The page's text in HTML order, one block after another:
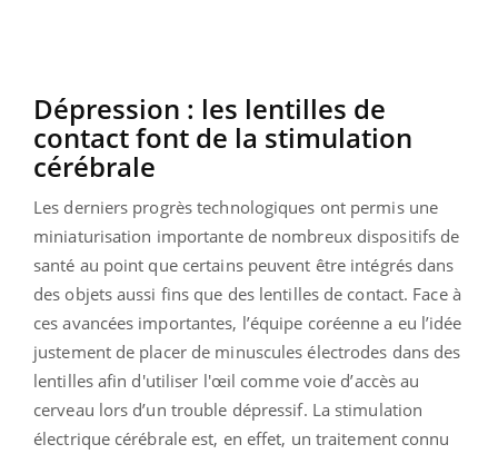
Dépression : les lentilles de
contact font de la stimulation
cérébrale
Les derniers progrès technologiques ont permis une
miniaturisation importante de nombreux dispositifs de
santé au point que certains peuvent être intégrés dans
des objets aussi fins que des lentilles de contact. Face à
ces avancées importantes, l’équipe coréenne a eu l’idée
justement de placer de minuscules électrodes dans des
lentilles afin d'utiliser l'œil comme voie d’accès au
cerveau lors d’un trouble dépressif. La stimulation
électrique cérébrale est, en effet, un traitement connu